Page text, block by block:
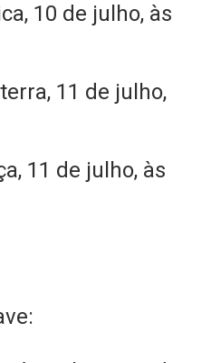
10 de julho, às
11 de julho,
11 de julho, às